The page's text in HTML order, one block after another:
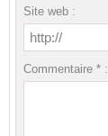
Site web :
Commentaire * :